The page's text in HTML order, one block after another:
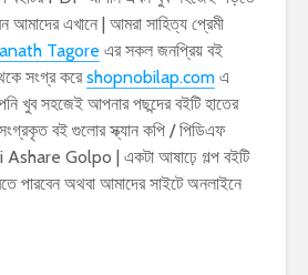
এখানে | আমরা সাহিত্য প্রেমী
Tagore এর সকল জনপ্রিয় বই
সংগ্র করেshopnobilap.com এ
খুব সহজেই আপনার পছন্দের বইটি হাতের
বই গুলোর স্ক্যান কপি / পিডিএফ
Golpo | একটা আষাঢ়ে গল্প বইটি
পারবেন অথবা আমাদের সাইটে অনলাইনে